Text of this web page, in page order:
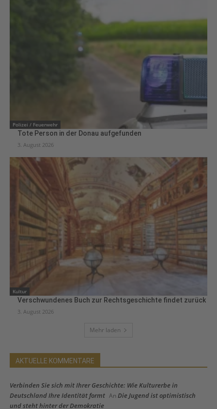
Polizei / Feuerwehr
Tote Person in der Donau aufgefunden
3. August 2026
Kultur
Verschwundenes Buch zur Rechtsgeschichte findet zurück
3. August 2026
Mehr laden
AKTUELLE KOMMENTARE
Verbinden Sie sich mit Ihrer Geschichte: Wie Kulturerbe in
Deutschland Ihre Identität formt An Die Jugend ist optimistisch
und steht hinter der Demokratie